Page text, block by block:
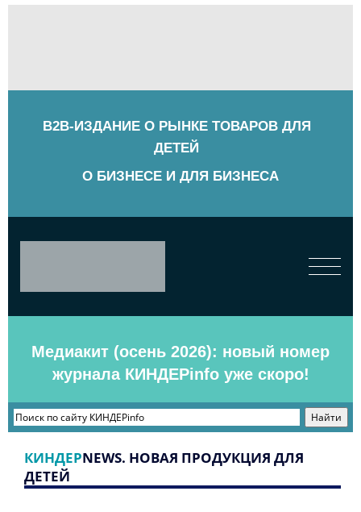
B2B-ИЗДАНИЕ О РЫНКЕ ТОВАРОВ ДЛЯ
ДЕТЕЙ
О БИЗНЕСЕ И ДЛЯ БИЗНЕСА
Медиакит (осень 2026): новый номер
журнала КИНДЕРinfo уже скоро!
КИНДЕРNEWS. НОВАЯ ПРОДУКЦИЯ ДЛЯ
ДЕТЕЙ